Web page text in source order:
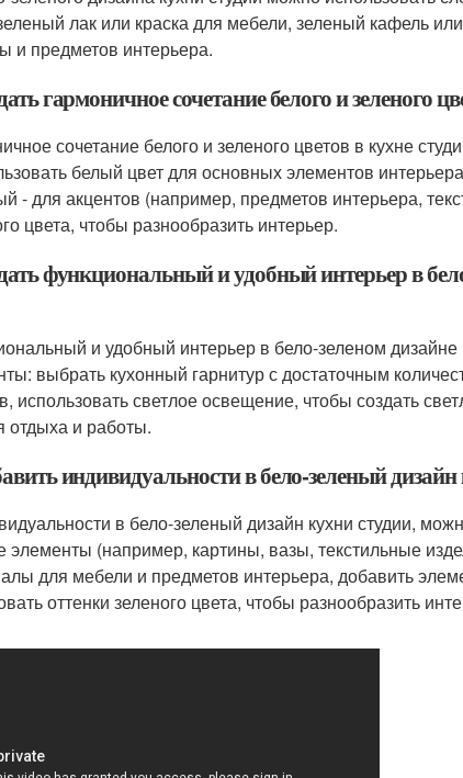
лак или краска для мебели, зеленый кафель
и предметов интерьера.
гармоничное сочетание белого и зеленого
сочетание белого и зеленого цветов в кухне
белый цвет для основных элементов
- для акцентов (например, предметов интерьера,
цвета, чтобы разнообразить интерьер.
функциональный и удобный интерьер в
и удобный интерьер в бело-зеленом дизайне
выбрать кухонный гарнитур с достаточным
использовать светлое освещение, чтобы создать
отдыха и работы.
индивидуальности в бело-зеленый дизайн
в бело-зеленый дизайн кухни студии,
(например, картины, вазы, текстильные
для мебели и предметов интерьера, добавить
оттенки зеленого цвета, чтобы разнообразить